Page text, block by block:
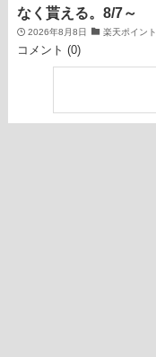
なく貰える。8/7～
2026年8月8日 楽天ポイント
コメント (0)